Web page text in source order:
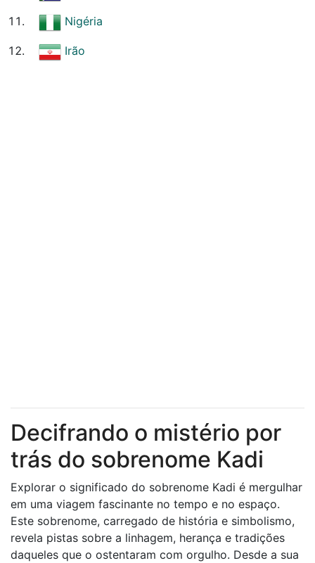
Nigéria
Irão
Decifrando o mistério por
trás do sobrenome Kadi
Explorar o significado do sobrenome Kadi é mergulhar
em uma viagem fascinante no tempo e no espaço.
Este sobrenome, carregado de história e simbolismo,
revela pistas sobre a linhagem, herança e tradições
daqueles que o ostentaram com orgulho. Desde a sua